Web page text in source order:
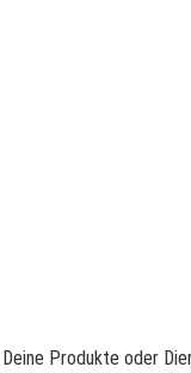
Produkte oder